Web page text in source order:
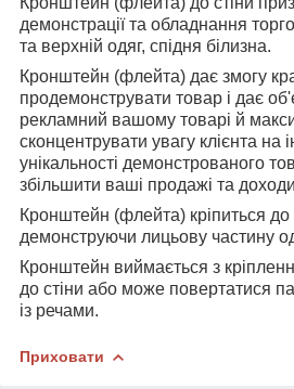
демонстрації та обладнання
та верхній одяг, спідня білизна.
Кронштейн (флейта) дає змогу
продемонструвати товар і дає
рекламний вашому товарі й
сконцентрувати увагу клієнта на
унікальності демонстрованого
збільшити ваші продажі та
Кронштейн (флейта) кріпиться до
демонструючи лицьову частину
Кронштейн виймається з
до стіни або може повертатися
із речами.
Приховати